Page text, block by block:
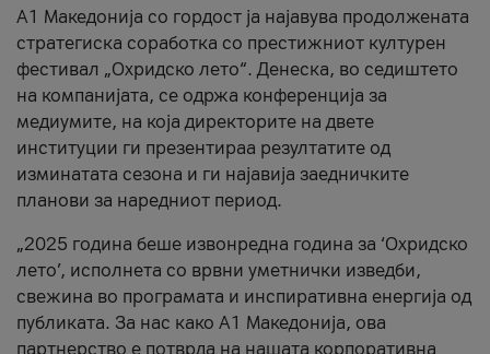
A1 Македонија со гордост ја најавува продолжената
стратегиска соработка со престижниот културен
фестивал „Охридско лето“. Денеска, во седиштето
на компанијата, се одржа конференција за
медиумите, на која директорите на двете
институции ги презентираа резултатите од
изминатата сезона и ги најавија заедничките
планови за наредниот период.
„2025 година беше извонредна година за ‘Охридско
лето’, исполнета со врвни уметнички изведби,
свежина во програмата и инспиративна енергија од
публиката. За нас како A1 Македонија, ова
партнерство е потврда на нашата корпоративна